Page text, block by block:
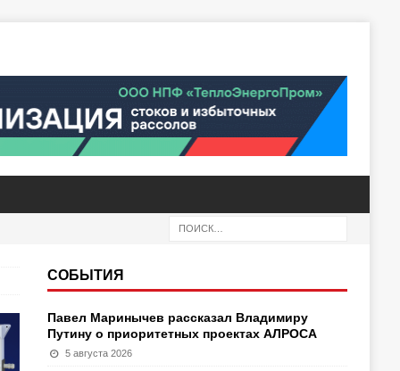
СОБЫТИЯ
Павел Маринычев рассказал Владимиру
Путину о приоритетных проектах АЛРОСА
5 августа 2026